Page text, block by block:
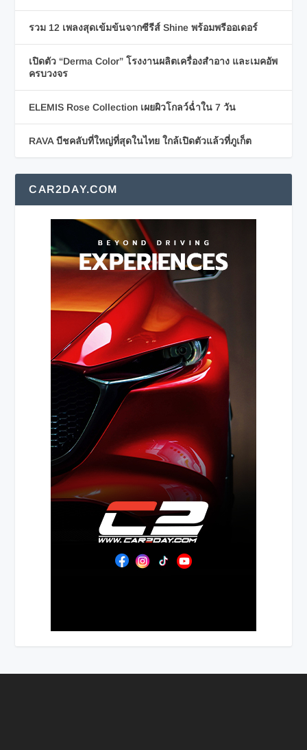
รวม 12 เพลงสุดเข้มข้นจากซีรีส์ Shine พร้อมพรีออเดอร์
เปิดตัว “Derma Color” โรงงานผลิตเครื่องสำอาง และเมคอัพ
ครบวงจร
ELEMIS Rose Collection เผยผิวโกลว์ฉ่ำใน 7 วัน
RAVA บีชคลับที่ใหญ่ที่สุดในไทย ใกล้เปิดตัวแล้วที่ภูเก็ต
CAR2DAY.COM